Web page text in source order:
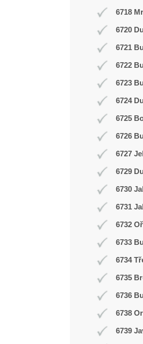
6718
6720
6721
6722
6723
6724
6725
6726
6727
6729
6730
6731
6732
6733
6734
6735
6736
6738
6739